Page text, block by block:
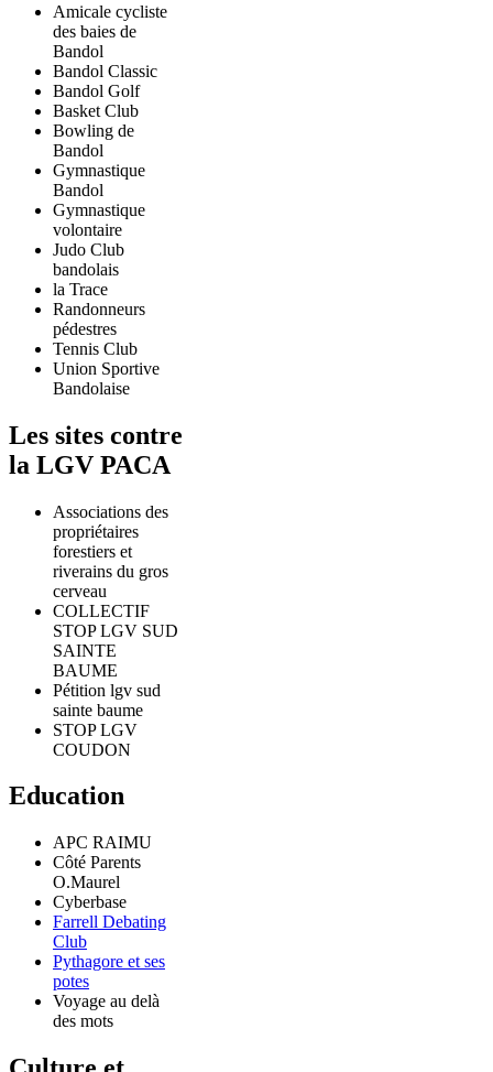
Amicale cycliste
des baies de
Bandol
Bandol Classic
Bandol Golf
Basket Club
Bowling de
Bandol
Gymnastique
Bandol
Gymnastique
volontaire
Judo Club
bandolais
la Trace
Randonneurs
pédestres
Tennis Club
Union Sportive
Bandolaise
Les sites contre
la LGV PACA
Associations des
propriétaires
forestiers et
riverains du gros
cerveau
COLLECTIF
STOP LGV SUD
SAINTE
BAUME
Pétition lgv sud
sainte baume
STOP LGV
COUDON
Education
APC RAIMU
Côté Parents
O.Maurel
Cyberbase
Farrell Debating
Club
Pythagore et ses
potes
Voyage au delà
des mots